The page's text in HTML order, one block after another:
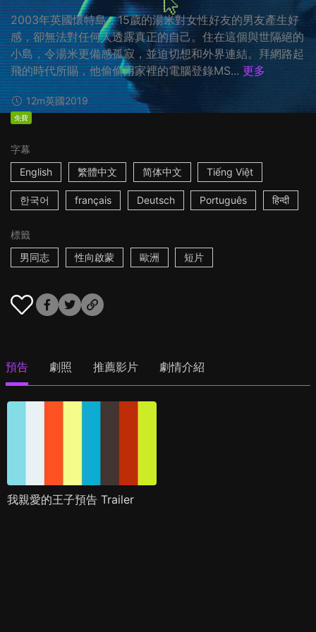
2003年英國懷特島，15歲的湯米對女性好友的男友產生好
感，卻無法對任何人透露真正的自己。住在這個與世隔絕的
小島，令湯米更備感孤寂，並迫切想和外界連結。拜網路起
飛的時代所賜，他偷偷用家裡的電腦登錄MS... 更多
12m英國2019
免費
字幕
English
繁體中文 简体中文 Tiếng Việt
한국어 français Deutsch Português हिन्दी
標籤
男同志
性向啟蒙 歐洲 短片
預告 劇照 推薦影片 劇情介紹
我親愛的王子預告 Trailer